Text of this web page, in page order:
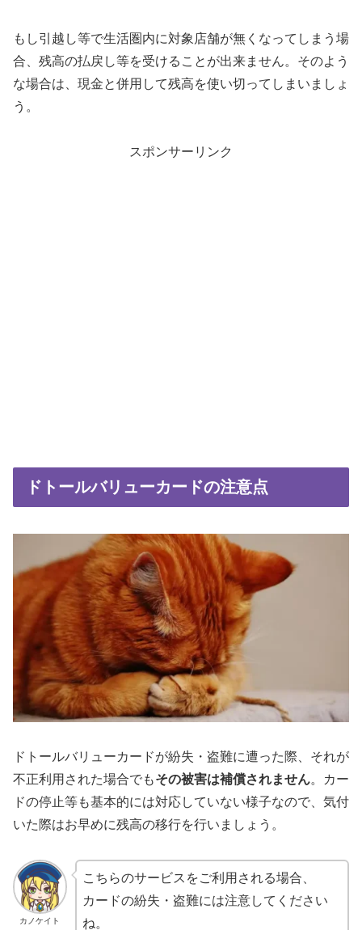
もし引越し等で生活圏内に対象店舗が無くなってしまう場
合、残高の払戻し等を受けることが出来ません。そのよう
な場合は、現金と併用して残高を使い切ってしまいましょ
う。
スポンサーリンク
ドトールバリューカードの注意点
ドトールバリューカードが紛失・盗難に遭った際、それが
不正利用された場合でもその被害は補償されません。カー
ドの停止等も基本的には対応していない様子なので、気付
いた際はお早めに残高の移行を行いましょう。
カノケイト
こちらのサービスをご利用される場合、
カードの紛失・盗難には注意してください
ね。